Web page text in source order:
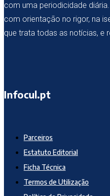
com uma periodicidade
com orientação no rigor, na
que trata todas as notícias, e
Infocul.pt
Parceiros
Estatuto Editorial
Ficha Técnica
Termos de Utilização